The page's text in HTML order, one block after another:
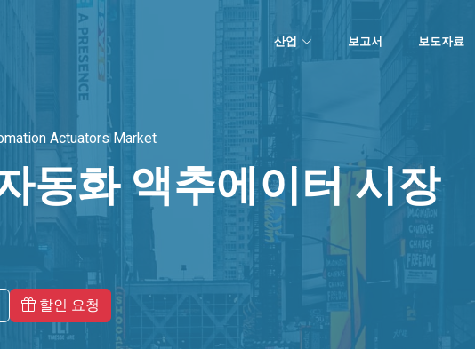
산업 보고서 보도자료
Actuators Market
동화 액추에이터 시장
할인 요청